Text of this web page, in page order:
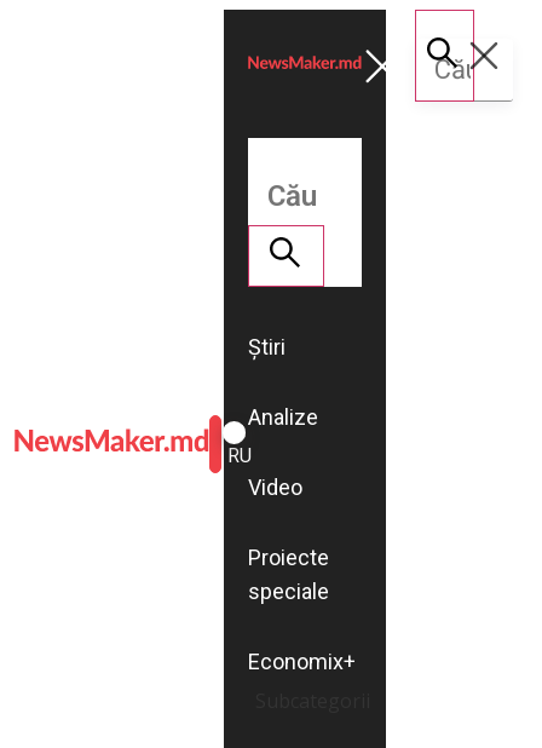
ROMÂNĂ
RU
Știri
Analize
Video
Proiecte
speciale
Economix+